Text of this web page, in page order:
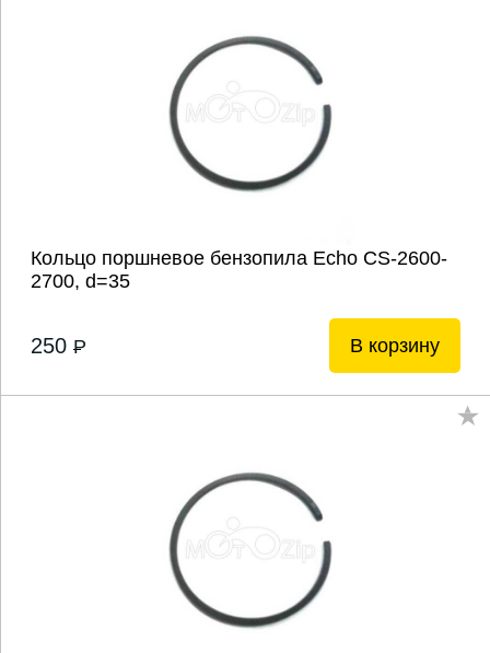
Кольцо поршневое бензопила Echo CS-2600-
2700, d=35
250 P В корзину